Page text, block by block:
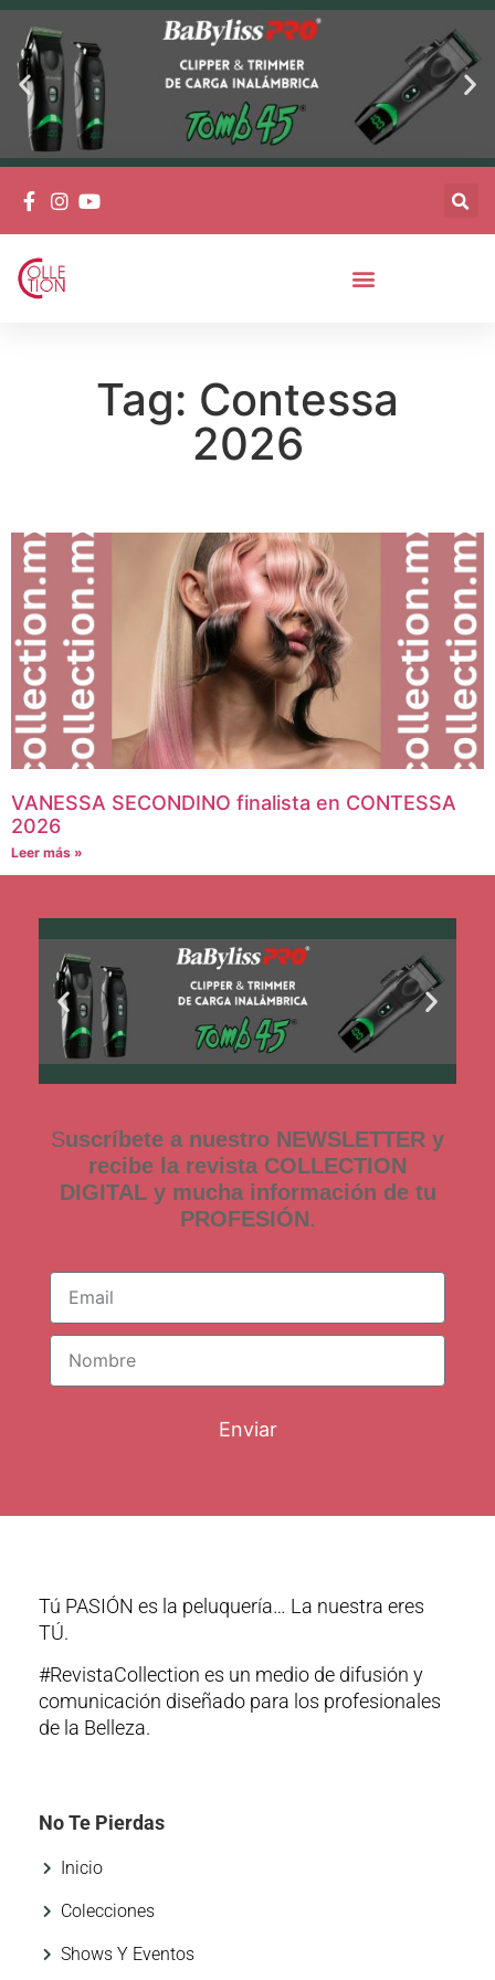
Tag: Contessa
2026
VANESSA SECONDINO finalista en CONTESSA
2026
Leer más »
Suscríbete a nuestro NEWSLETTER y
recibe la revista COLLECTION
DIGITAL y mucha información de tu
PROFESIÓN.
Enviar
Tú PASIÓN es la peluquería… La nuestra eres
TÚ.
#RevistaCollection es un medio de difusión y
comunicación diseñado para los profesionales
de la Belleza.
No Te Pierdas
Inicio
Colecciones
Shows Y Eventos